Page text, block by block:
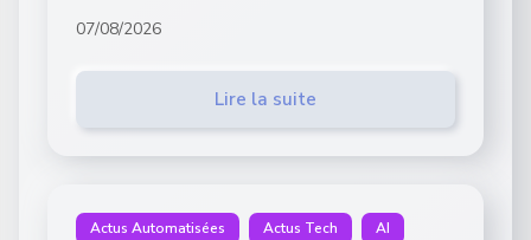
07/08/2026
Lire la suite
Actus Automatisées Actus Tech AI